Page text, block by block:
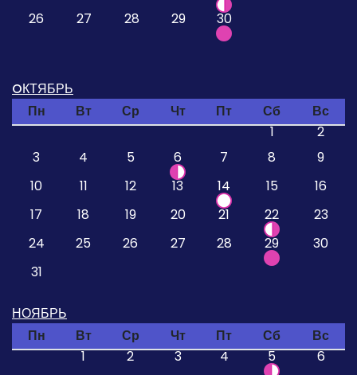
26
27 28 29 30
OКТЯБРЬ
Пн
Вт Ср Чт Пт Сб
Вс
1
2
3
4 5 6 7 8
9
10
11 12 13 14 15
16
17
18 19 20 21 22
23
24
25 26 27 28 29
30
31
НОЯБРЬ
Пн
Вт Ср Чт Пт Сб
Вс
1
2 3 4 5
6